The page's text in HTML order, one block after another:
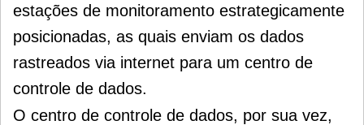
estações de monitoramento estrategicamente
posicionadas, as quais enviam os dados
rastreados via internet para um centro de
controle de dados.
O centro de controle de dados, por sua vez,